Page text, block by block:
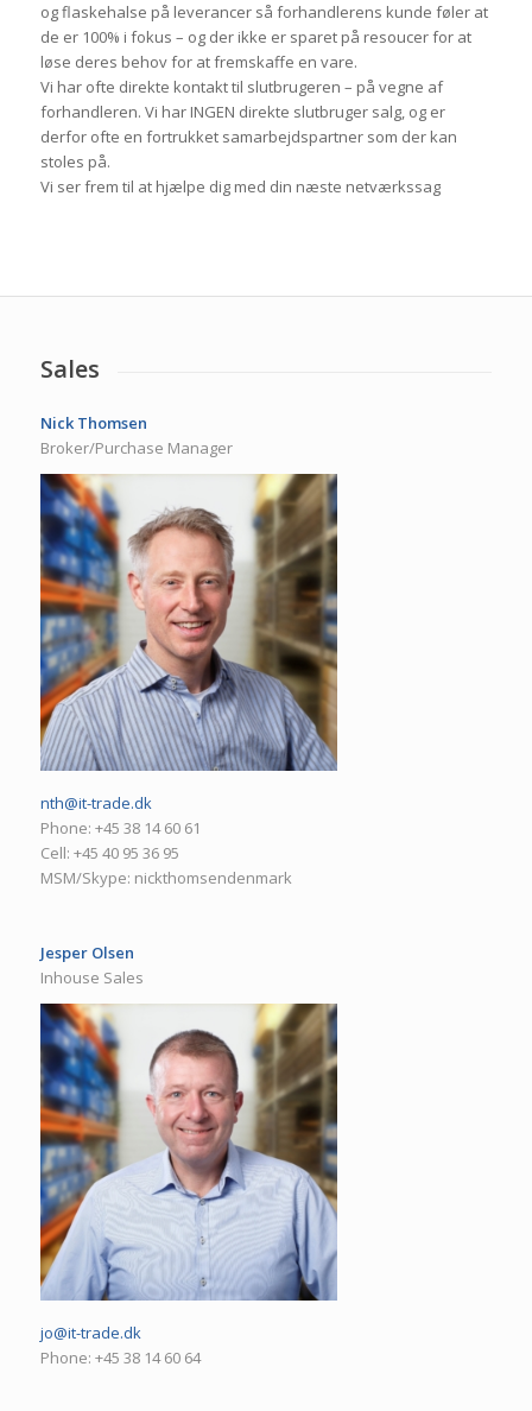
og flaskehalse på leverancer så forhandlerens kunde føler at
de er 100% i fokus – og der ikke er sparet på resoucer for at
løse deres behov for at fremskaffe en vare.
Vi har ofte direkte kontakt til slutbrugeren – på vegne af
forhandleren. Vi har INGEN direkte slutbruger salg, og er
derfor ofte en fortrukket samarbejdspartner som der kan
stoles på.
Vi ser frem til at hjælpe dig med din næste netværkssag
Sales
Nick Thomsen
Broker/Purchase Manager
nth@it-trade.dk
Phone: +45 38 14 60 61
Cell: +45 40 95 36 95
MSM/Skype: nickthomsendenmark
Jesper Olsen
Inhouse Sales
jo@it-trade.dk
Phone: +45 38 14 60 64